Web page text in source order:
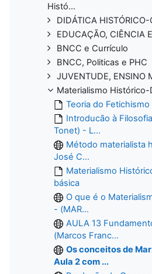
Histó...
DIDÁTICA HISTÓRICO-
EDUCAÇÃO, CIÊNCIA
BNCC e Currículo
BNCC, Politicas e PHC
JUVENTUDE, ENSINO
Materialismo Histórico-
Teoria do Fetichismo
Introducão à
Tonet) - L...
Método materialista
José C...
Materialismo
básica
O que é o
- (MAR...
AULA 13
(Marcos Franc...
Os conceitos de
Aula 2 com ...